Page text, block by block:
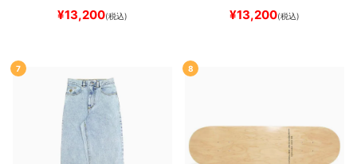
¥13,200(税込)
EPENDENTHOSTAGE
スケートボード スケボー
¥13,200(税込)
7 8